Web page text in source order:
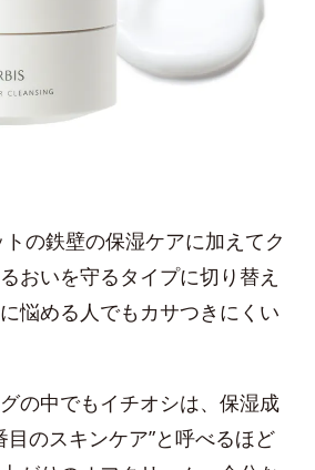
の鉄壁の保湿ケアに加えてク
おいを守るタイプに切り替え
悩める人でもカサつきにくい
の中でもイチオシは、保湿成
のスキンケア”と呼べるほど